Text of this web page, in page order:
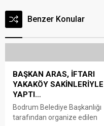
Benzer Konular
BAŞKAN ARAS, İFTARI
YAKAKÖY SAKİNLERİYLE
YAPTI…
Bodrum Belediye Başkanlığı
tarafından organize edilen